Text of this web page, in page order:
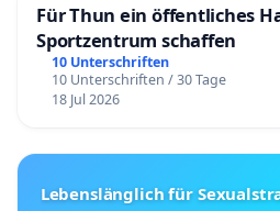
Für Thun ein öffentliches
Sportzentrum schaffen
10 Unterschriften
10 Unterschriften / 30 Tage
18 Jul 2026
Lebenslänglich für